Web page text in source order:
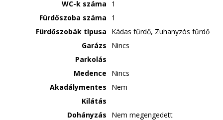
WC-k száma
1
Fürdőszoba száma
1
Fürdőszobák típusa
Kádas fűrdő, Zuhanyzós fűrdő
Garázs
Nincs
Parkolás
Medence
Nincs
Akadálymentes
Nem
Kilátás
Dohányzás
Nem megengedett